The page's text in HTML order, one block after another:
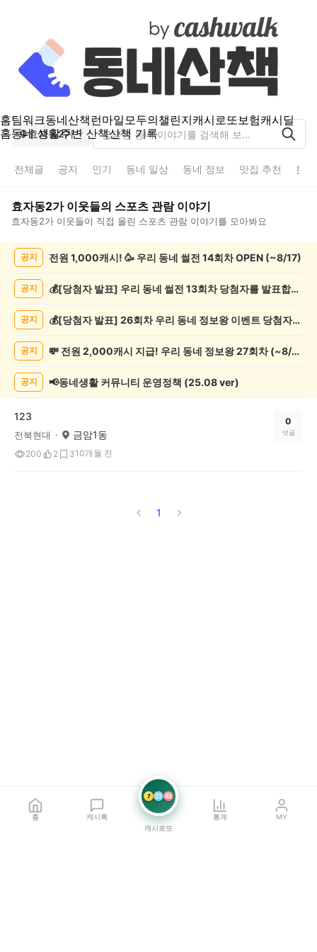
홈팀워크동네산책 런마일모두의챌린지캐시로또보험캐시딜
홈동네 생활주변 산책산책 기록
효자동2가
전체글 공지 인기 동네 일상 동네 정보 맛집 추천 분
효자동2가이웃들의 스포츠 관람이야기
효자동2가 이웃들이 직접 올린 스포츠 관람 이야기를 모아봐요
시
공지 전원 1,000캐시! 🥳 우리 동네 썰전 14회차 OPEN (~8/17)
공지 💰[당첨자 발표] 우리 동네 썰전 13회차 당첨자를 발표합니다!
공지 💰[당첨자 발표] 26회차 우리 동네 정보왕 이벤트 당첨자를 발표합니다!
공지 💸 전원 2,000캐시 지급! 우리 동네 정보왕 27회차 (~8/10)
공지 📢동네생활 커뮤니티 운영정책 (25.08 ver)
123
전북현대 금암1동
200 2 310개월 전
0
댓글
1
홈 캐시톡
7 21 42
캐시로또
통계 MY